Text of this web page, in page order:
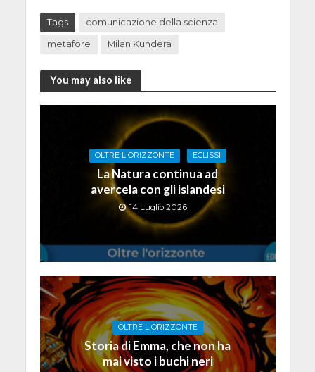
Tags comunicazione della scienza
metafore Milan Kundera
You may also like
OLTRE L'ORIZZONTE ECLISSI
La Natura continua ad
avercela con gli islandesi
14 Luglio 2026
OLTRE L'ORIZZONTE
Storia di Emma, che non ha
mai visto i buchi neri